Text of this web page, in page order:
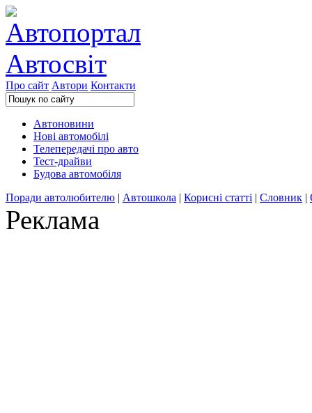
Про сайт Автори Контакти
Автоновини
Нові автомобілі
Телепередачі про авто
Тест-драйви
Будова автомобіля
Поради автолюбителю | Автошкола | Корисні статті | Словник |
Реклама